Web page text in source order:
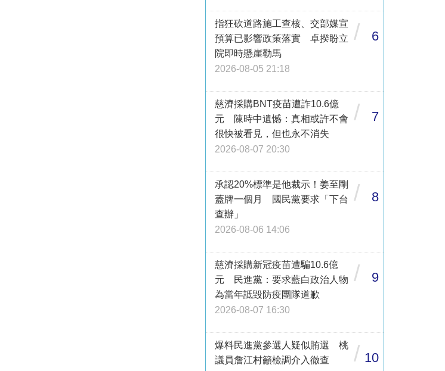
指狂砍道路施工查核、交部媒宣
預算已影響政策落實 卓揆盼立
院即時懸崖勒馬
2026-08-05 21:18
/ 6
慈濟採購BNT疫苗遭詐10.6億
元 陳時中遺憾：真相或許不會
很快被看見，但也永不消失
2026-08-07 20:30
/ 7
承認20%標準是他裁示！姜至剛
蓋牌一個月 國民黨要求「下台
查辦」
2026-08-06 14:06
/ 8
慈濟採購新冠疫苗遭騙10.6億
元 民進黨：要求藍白政治人物
為當年詆毀防疫團隊道歉
2026-08-07 16:30
/ 9
爆料民進黨參選人疑似賄選 桃
議員詹江村籲檢調介入徹查
/ 10